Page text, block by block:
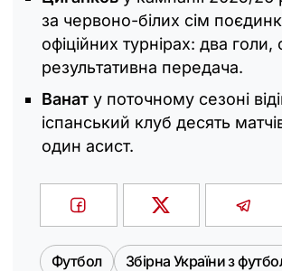
за червоно-білих сім
офіційних турнірах: два голи,
результативна передача.
Ванат у поточному сезоні
іспанський клуб десять
один асист.
Футбол
Збірна України з